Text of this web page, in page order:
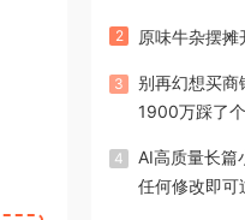
2 原味牛杂摆
3
别再幻想买商
1900万踩了个
4
AI高质量长篇
任何修改即可